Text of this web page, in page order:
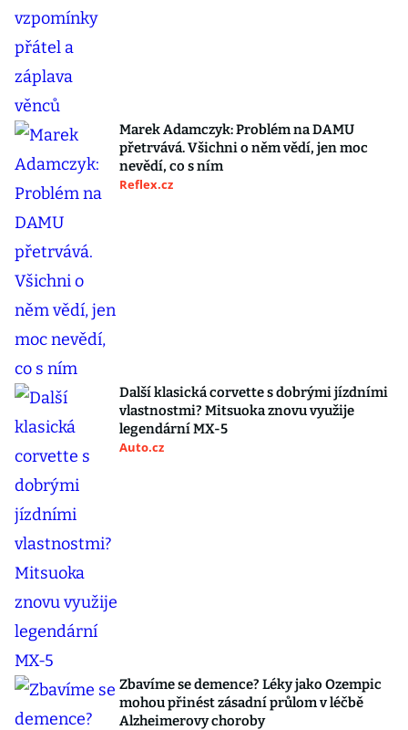
Marek Adamczyk: Problém na DAMU
přetrvává. Všichni o něm vědí, jen moc
nevědí, co s ním
Reflex.cz
Další klasická corvette s dobrými jízdními
vlastnostmi? Mitsuoka znovu využije
legendární MX-5
Auto.cz
Zbavíme se demence? Léky jako Ozempic
mohou přinést zásadní průlom v léčbě
Alzheimerovy choroby